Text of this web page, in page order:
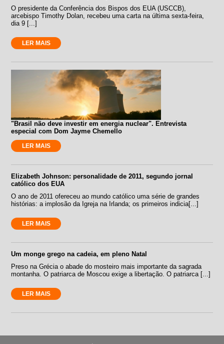
O presidente da Conferência dos Bispos dos EUA (USCCB),
arcebispo Timothy Dolan, recebeu uma carta na última sexta-feira,
dia 9 [...]
LER MAIS
"Brasil não deve investir em energia nuclear". Entrevista
especial com Dom Jayme Chemello
LER MAIS
Elizabeth Johnson: personalidade de 2011, segundo jornal
católico dos EUA
O ano de 2011 ofereceu ao mundo católico uma série de grandes
histórias: a implosão da Igreja na Irlanda; os primeiros indicia[...]
LER MAIS
Um monge grego na cadeia, em pleno Natal
Preso na Grécia o abade do mosteiro mais importante da sagrada
montanha. O patriarca de Moscou exige a libertação. O patriarca [...]
LER MAIS